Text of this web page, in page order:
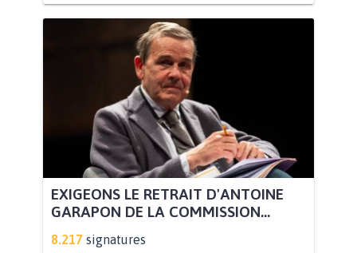
EXIGEONS LE RETRAIT D'ANTOINE
GARAPON DE LA COMMISSION...
8.217 signatures